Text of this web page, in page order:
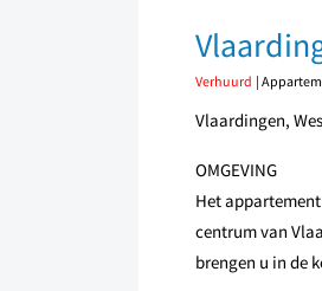
Verhuurd |
Vlaardingen,
OMGEVING
Het
centrum van
brengen u in de